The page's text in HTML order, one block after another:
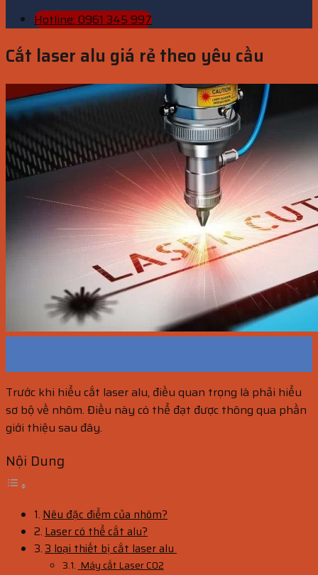
Hotline: 0961 345 997
Cắt laser alu giá rẻ theo yêu cầu
Trước khi hiểu cắt laser alu, điều quan trọng là phải hiểu
sơ bộ về nhôm. Điều này có thể đạt được thông qua phần
giới thiệu sau đây.
Nội Dung
Nêu đặc điểm của nhôm?
Laser có thể cắt alu?
3 loại thiết bị cắt laser alu
Máy cắt Laser CO2